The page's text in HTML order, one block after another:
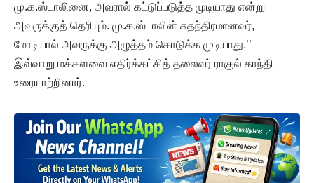
மு.க.ஸ்டாலினை, அவரால் கட்டுப்படுத்த முடியாது என்று
அவருக்குத் தெரியும். மு.க.ஸ்டாலின் சுதந்திரமானவர்,
மோடியால் அவருக்கு அழுத்தம் கொடுக்க முடியாது.’’
இவ்வாறு மக்களவை எதிர்க்கட்சித் தலைவர் ராகுல் காந்தி
உரையாற்றினார்.